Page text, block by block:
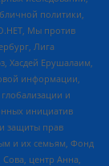
политики,
Мы против
Лига
Хасдей Ерушалаим,
информации,
и
инициатив
защиты прав
и их семьям, Фонд
центр Анна,